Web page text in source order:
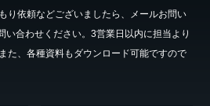
り依頼などございましたら、メールお問い
い合わせください。3営業日以内に担当より
た、各種資料もダウンロード可能ですので